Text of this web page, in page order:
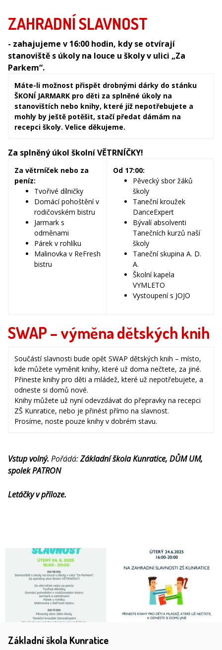
ZAHRADNÍ SLAVNOST
- zahajujeme v 16:00 hodin, kdy se otvírají
stanoviště s úkoly na louce u školy v ulici „Za
Parkem“.
Máte-li možnost přispět drobnými dárky do stánku
ŠKONÍ JARMARK pro děti za splněné úkoly na
stanovištích nebo knihy, které již nepotřebujete a
mohly by ještě potěšit, stačí předat dámám na
recepci školy. Velice děkujeme.
Za splněný úkol školní VĚTRNÍČKY!
Za větrníček nebo za
peníz:
Tvořivé dílničky
Domácí pohoštění v
rodičovském bistru
Jarmark s
odměnami
Párek v rohlíku
Malinovka v ReFresh
bistru
Od 17:00:
Pěvecký sbor žáků
školy
Taneční kroužek
DanceExpert
Bývalí absolventi
Tanečních kurzů naší
školy
Taneční skupina A. D.
A.
Školní kapela
VYMLETO
Vystoupení s JOJO
SWAP – výměna dětských knih
Součástí slavnosti bude opět SWAP dětských knih – místo,
kde můžete vyměnit knihy, které už doma nečtete, za jiné.
Přineste knihy pro děti a mládež, které už nepotřebujete, a
odneste si domů nové.
Knihy můžete už nyní odevzdávat do přepravky na recepci
ZŠ Kunratice, nebo je přinést přímo na slavnost.
Prosíme, noste pouze knihy v dobrém stavu.
Vstup volný. Pořádá:Základní škola Kunratice, DŮM UM,
spolek PATRON
Letáčky v příloze.
Základní škola Kunratice